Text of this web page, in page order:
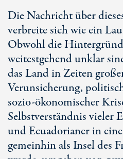
Die Nachricht über
verbreite sich wie ein
Obwohl die
weitestgehend unklar
das Land in Zeiten
Verunsicherung,
sozio-ökonomischer
Selbstverständnis vieler
und Ecuadorianer in
gemeinhin als Insel des